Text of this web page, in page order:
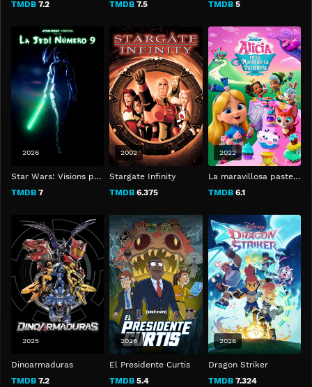
TMDB 7.2 TMDB 7.5 TMDB5
Star Wars: Visions presenta - La Jedi número 9
TMDB 7
2026
Stargate Infinity
TMDB 6.375
2002
La maravillosa pastelería de Alicia
TMDB6.1
2022
Dinoarmaduras
TMDB 7.2
2025
El Presidente Curtis
TMDB 5.4
2026
Dragon Striker
TMDB7.324
2026